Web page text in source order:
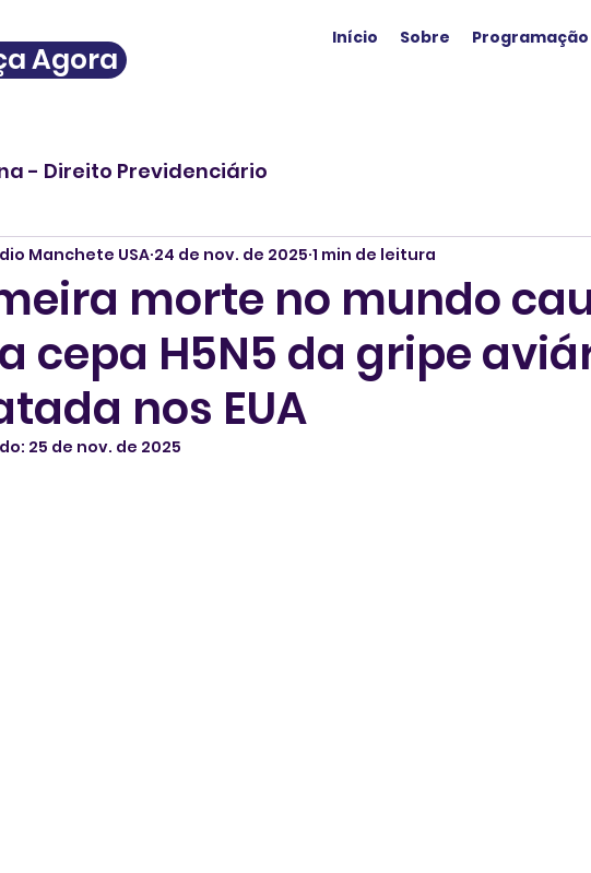
Agora
Início Sobre Programação
- Direito Previdenciário
morte no mundo
cepa H5N5 da gripe
nos EUA
Manchete USA 24 de nov. de 2025 1 min de leitura
25 de nov. de 2025